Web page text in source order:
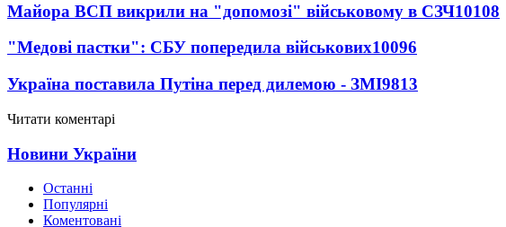
Майора ВСП викрили на "допомозі" військовому в СЗЧ10108
"Медові пастки": СБУ попередила військових10096
Україна поставила Путіна перед дилемою - ЗМІ9813
Читати коментарі
Новини України
Останні
Популярні
Коментовані